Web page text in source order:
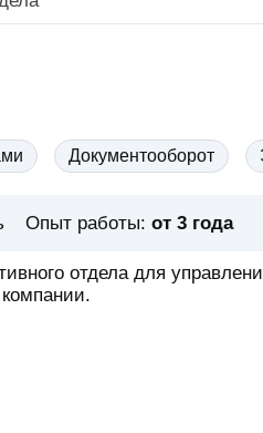
Документооборот
Опыт работы: от 3 года
отдела для